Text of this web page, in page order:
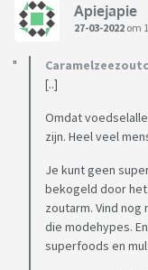
Apiejapie
27-03-2022 om
[..]
Omdat
zijn. Heel veel
Je kunt geen
bekogeld door
zoutarm. Vind nog
die modehypes.
superfoods en